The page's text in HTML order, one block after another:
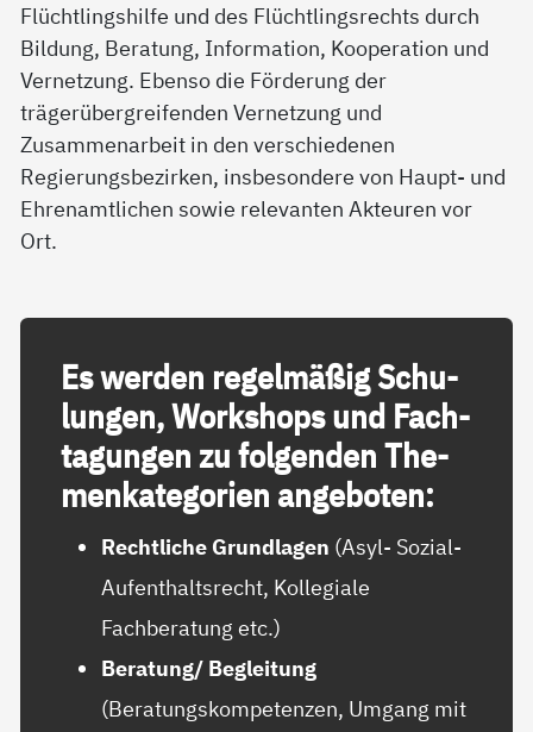
Flüchtlingshilfe und des Flüchtlingsrechts durch
Bildung, Beratung, Information, Kooperation und
Vernetzung. Ebenso die Förderung der
trägerübergreifenden Vernetzung und
Zusammenarbeit in den verschiedenen
Regierungsbezirken, insbesondere von Haupt- und
Ehrenamtlichen sowie relevanten Akteuren vor
Ort.
Es wer­den re­gel­mä­ß­ig Schu­
lun­gen, Work­shops und Fach­
ta­gun­gen zu fol­gen­den The­
men­ka­te­go­ri­en an­ge­bo­ten:
Rechtliche Grundlagen (Asyl- Sozial-
Aufenthaltsrecht, Kollegiale
Fachberatung etc.)
Beratung/ Begleitung
(Beratungskompetenzen, Umgang mit